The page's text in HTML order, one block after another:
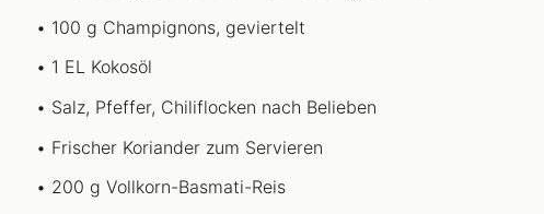
100 g Champignons, geviertelt
1 EL Kokosöl
Salz, Pfeffer, Chiliflocken nach Belieben
Frischer Koriander zum Servieren
200 g Vollkorn-Basmati-Reis